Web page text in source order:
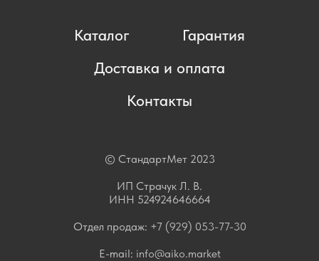
Каталог
Гарантия
Доставка и оплата
Контакты
© СтандартМет 2023
ИП Страчук Л. В.
ИНН 524924646664
Отдел продаж: +7 (929) 053-77-30
E-mail: info@aiko.market